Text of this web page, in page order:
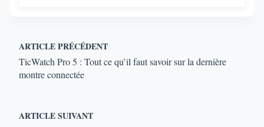
ARTICLE PRÉCÉDENT
TicWatch Pro 5 : Tout ce qu’il faut savoir sur la dernière
montre connectée
ARTICLE SUIVANT